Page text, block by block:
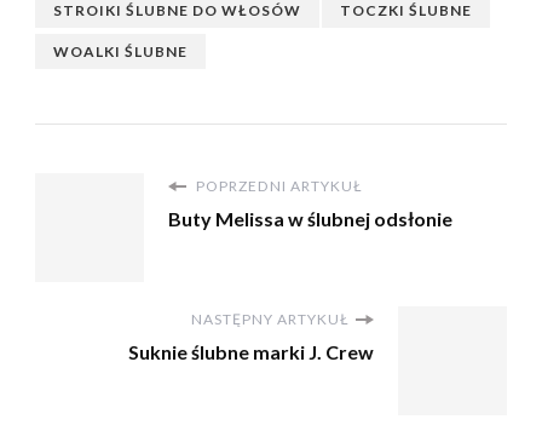
STROIKI ŚLUBNE DO WŁOSÓW TOCZKI ŚLUBNE
WOALKI ŚLUBNE
POPRZEDNI ARTYKUŁ
Buty Melissa w ślubnej odsłonie
NASTĘPNY ARTYKUŁ
Suknie ślubne marki J. Crew